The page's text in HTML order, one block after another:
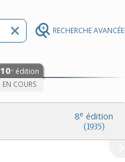
RECHERCHE AVANCÉE
10e édition
EN COURS
8e édition
(1935)